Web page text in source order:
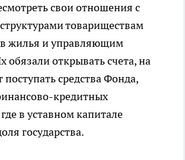
свои отношения с
товариществам
жилья и управляющим
открывать счета, на
поступать средства Фонда,
кредитных
в уставном капитале
государства.